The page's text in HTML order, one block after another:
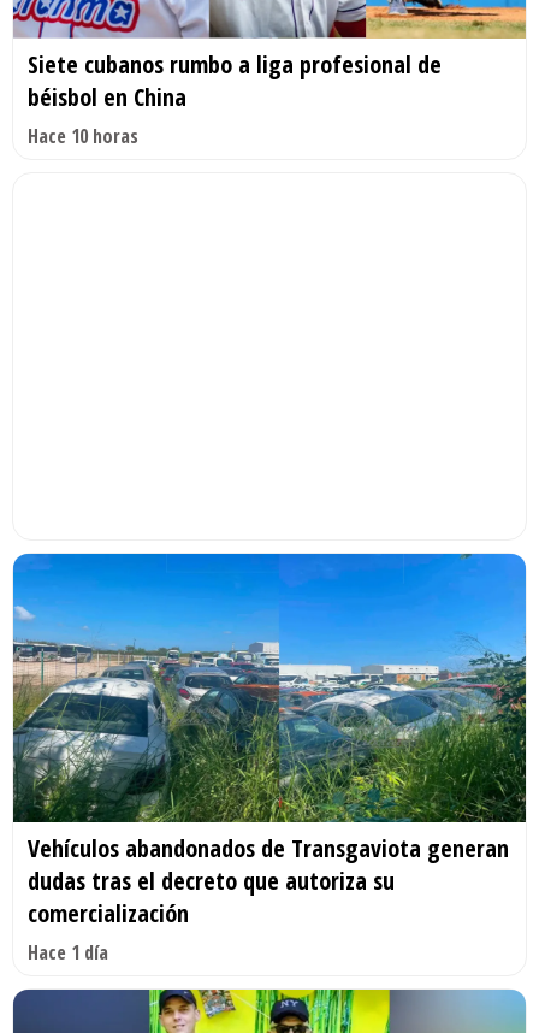
Siete cubanos rumbo a liga profesional de
béisbol en China
Hace 10 horas
Vehículos abandonados de Transgaviota generan
dudas tras el decreto que autoriza su
comercialización
Hace 1 día